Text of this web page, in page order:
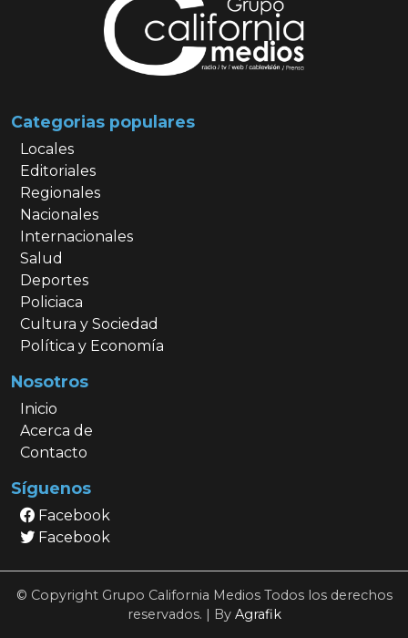
Categorias populares
Locales
Editoriales
Regionales
Nacionales
Internacionales
Salud
Deportes
Policiaca
Cultura y Sociedad
Política y Economía
Nosotros
Inicio
Acerca de
Contacto
Síguenos
Facebook
Facebook
© Copyright Grupo California Medios Todos los derechos
reservados. | By Agrafik